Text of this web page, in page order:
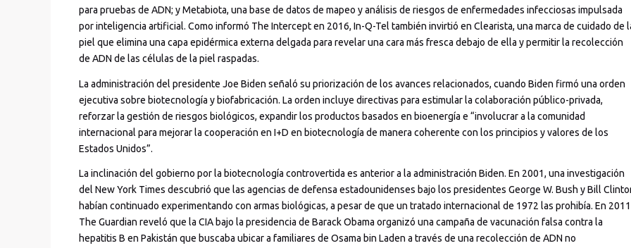
para pruebas de ADN; y Metabiota, una base de datos de mapeo y análisis de riesgos de enfermedades infecciosas impulsada
por inteligencia artificial. Como informó The Intercept en 2016, In-Q-Tel también invirtió en Clearista, una marca de cuidado de
piel que elimina una capa epidérmica externa delgada para revelar una cara más fresca debajo de ella y permitir la recolección
de ADN de las células de la piel raspadas.
La administración del presidente Joe Biden señaló su priorización de los avances relacionados, cuando Biden firmó una orden
ejecutiva sobre biotecnología y biofabricación. La orden incluye directivas para estimular la colaboración público-privada,
reforzar la gestión de riesgos biológicos, expandir los productos basados en bioenergía e “involucrar a la comunidad
internacional para mejorar la cooperación en I+D en biotecnología de manera coherente con los principios y valores de los
Estados Unidos”.
La inclinación del gobierno por la biotecnología controvertida es anterior a la administración Biden. En 2001, una investigación
del New York Times descubrió que las agencias de defensa estadounidenses bajo los presidentes George W. Bush y Bill
habían continuado experimentando con armas biológicas, a pesar de que un tratado internacional de 1972 las prohibía. En
The Guardian reveló que la CIA bajo la presidencia de Barack Obama organizó una campaña de vacunación falsa contra la
hepatitis B en Pakistán que buscaba ubicar a familiares de Osama bin Laden a través de una recolección de ADN no